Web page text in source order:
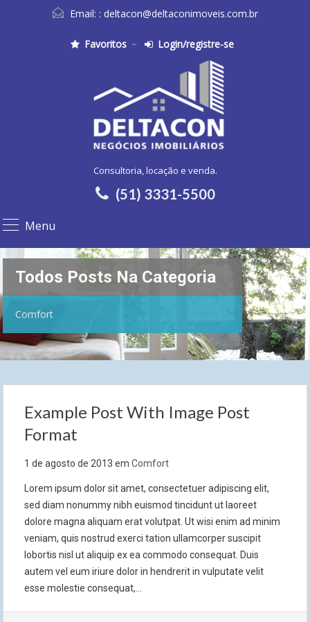
Email: : deltacon@deltaconimoveis.com.br
Favoritos Login/registre-se
Consultoria, locação e venda.
(51) 3331-5500
Menu
Todos Posts Na Categoria
Comfort
Example Post With Image Post
Format
1 de agosto de 2013 em Comfort
Lorem ipsum dolor sit amet, consectetuer adipiscing elit,
sed diam nonummy nibh euismod tincidunt ut laoreet
dolore magna aliquam erat volutpat. Ut wisi enim ad minim
veniam, quis nostrud exerci tation ullamcorper suscipit
lobortis nisl ut aliquip ex ea commodo consequat. Duis
autem vel eum iriure dolor in hendrerit in vulputate velit
esse molestie consequat,…